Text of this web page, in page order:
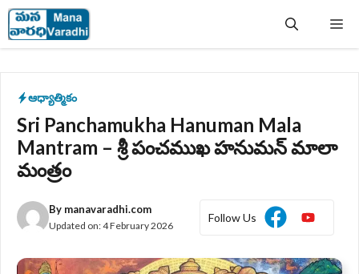
Skip
to
content
ఆధ్యాత్మికం
Sri Panchamukha Hanuman Mala
Mantram – శ్రీ పంచముఖ హనుమన్ మాలా
మంత్రం
By manavaradhi.com
Updated on:4 February 2026
Follow Us